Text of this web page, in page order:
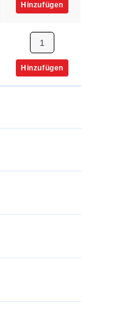
Hinzufügen
Hinzufügen